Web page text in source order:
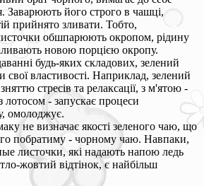
Заварюють його строго в чашці,
прийнято зливати. Тобто,
обшпарюють окропом, рідину
новою порцією окропу.
будь-яких складових, зелений
свої властивості. Наприклад, зелений
стресів та релаксації, з м'ятою -
лотосом - запускає процеси
омолоджує.
не визначає якості зеленого чаю, що
побратиму - чорному чаю. Навпаки,
листочки, які надають напою ледь
жовтий відтінок, є найбільш